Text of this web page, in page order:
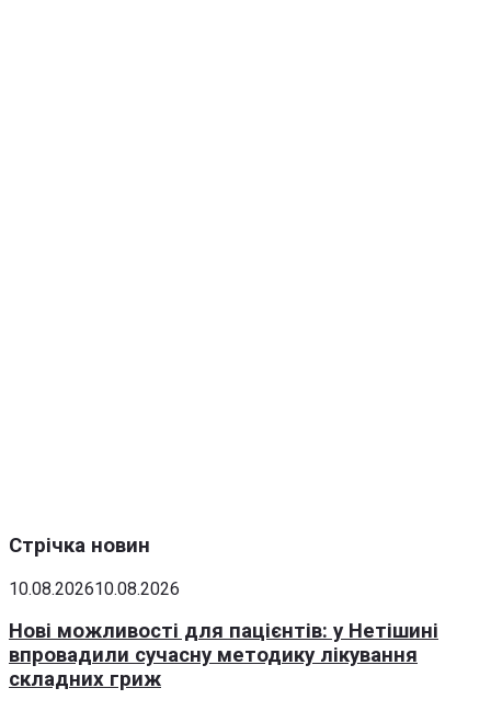
Стрічка новин
10.08.202610.08.2026
Нові можливості для пацієнтів: у Нетішині
впровадили сучасну методику лікування
складних гриж